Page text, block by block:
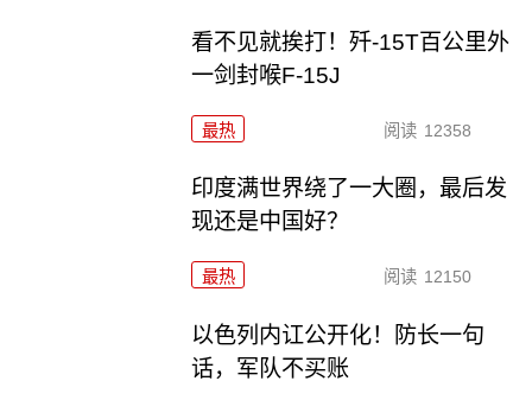
看不见就挨打！歼-15T百公里外
一剑封喉F-15J
最热 阅读 12358
印度满世界绕了一大圈，最后发
现还是中国好？
最热 阅读 12150
以色列内讧公开化！防长一句
话，军队不买账